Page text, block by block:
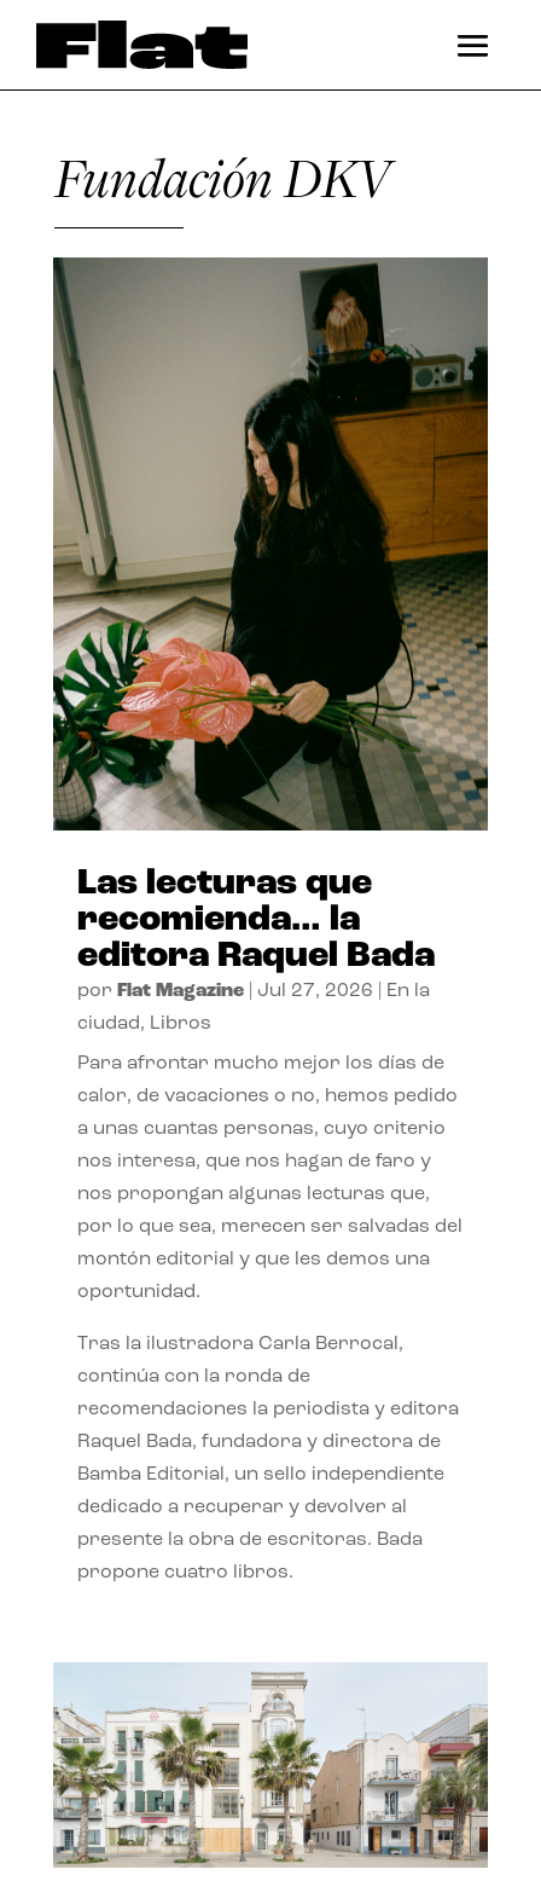
Fundación DKV
Las lecturas que
recomienda… la
editora Raquel Bada
por Flat Magazine| Jul 27, 2026
En la
ciudad, Libros
Para afrontar mucho mejor los días de
calor, de vacaciones o no, hemos pedido
a unas cuantas personas, cuyo criterio
nos interesa, que nos hagan de faro y
nos propongan algunas lecturas que,
por lo que sea, merecen ser salvadas del
montón editorial y que les demos una
oportunidad.
Tras la ilustradora Carla Berrocal,
continúa con la ronda de
recomendaciones la periodista y editora
Raquel Bada, fundadora y directora de
Bamba Editorial, un sello independiente
dedicado a recuperar y devolver al
presente la obra de escritoras. Bada
propone cuatro libros.